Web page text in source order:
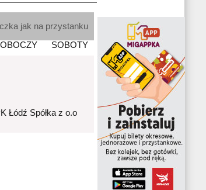
jak na przystanku
SOBOTY
Łódź Spółka z o.o